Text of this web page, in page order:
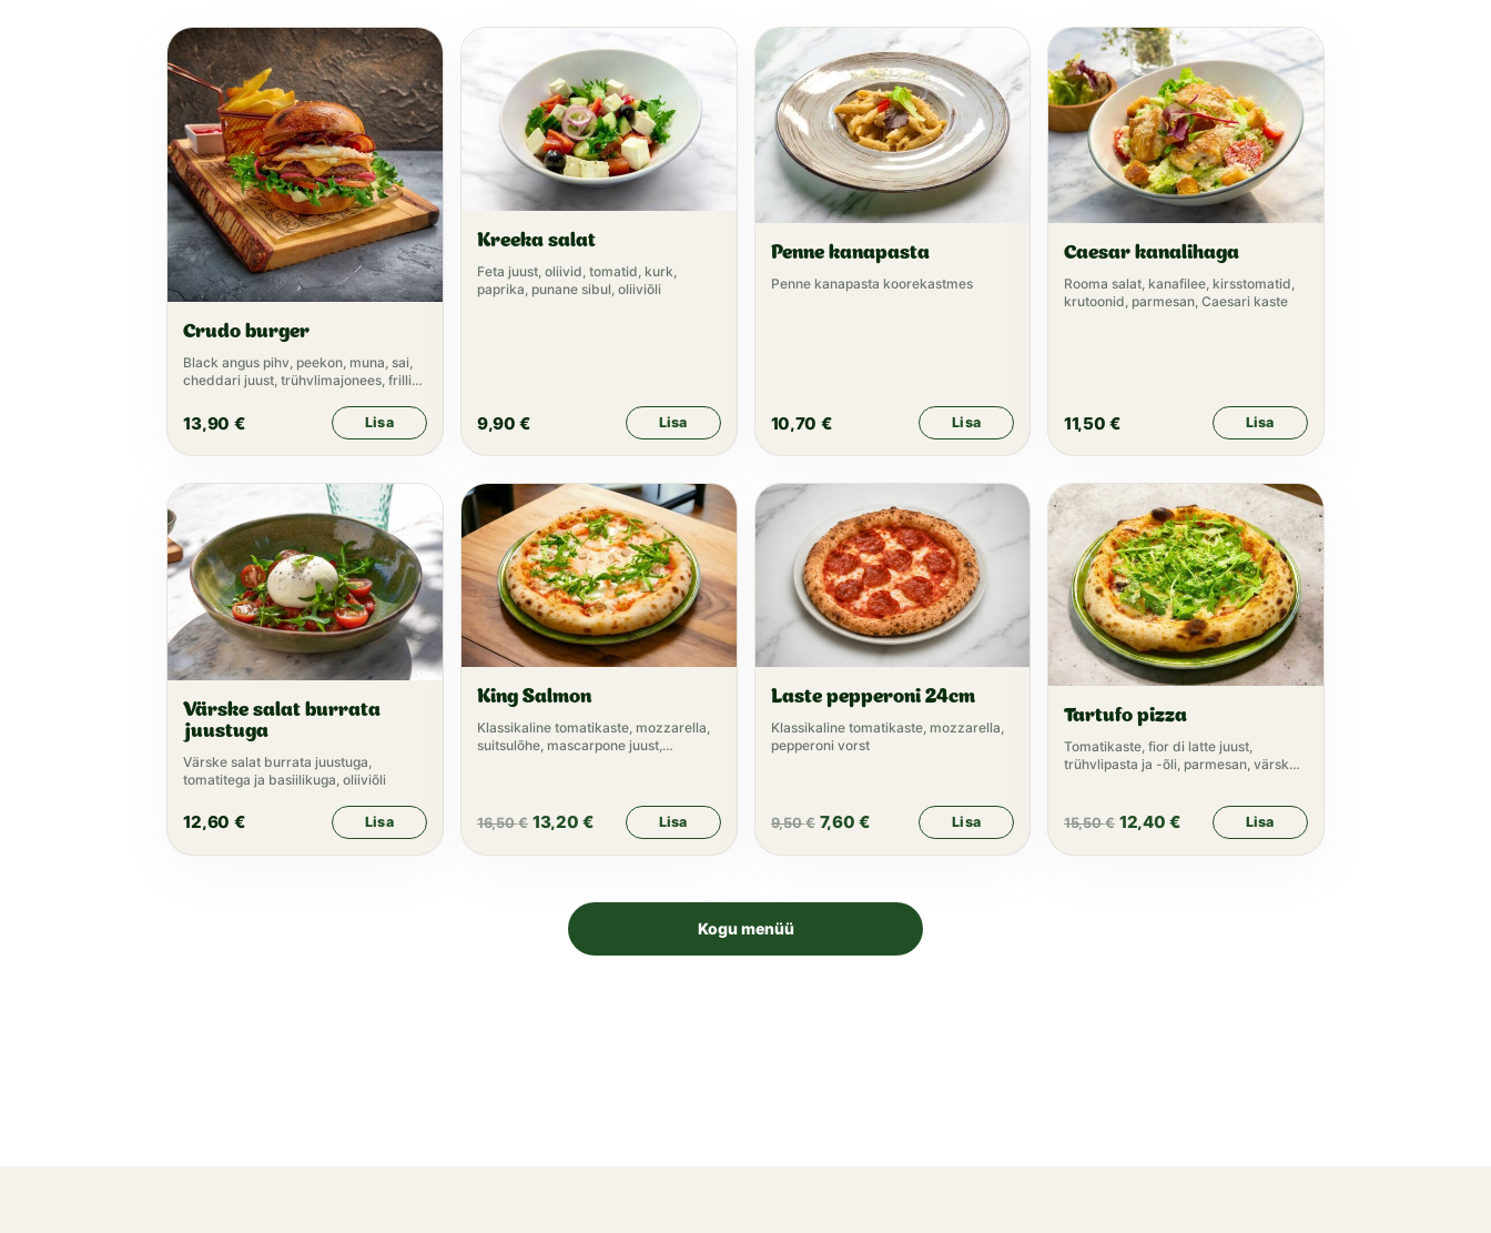
Crudo burger
Black angus pihv, peekon, muna, sai,
cheddari juust, trühvlimajonees, frillis,
marineeritud sibul, ketšup
13,90 € Lisa
Kreeka salat
Feta juust, oliivid, tomatid, kurk,
paprika, punane sibul, oliiviõli
9,90 € Lisa
Penne kanapasta
Penne kanapasta koorekastmes
10,70 € Lisa
Caesar kanalihaga
Rooma salat, kanafilee, kirsstomatid,
krutoonid, parmesan, Caesari kaste
11,50 € Lisa
Värske salat burrata
juustuga
Värske salat burrata juustuga,
tomatitega ja basiilikuga, oliiviõli
12,60 € Lisa
King Salmon
Klassikaline tomatikaste, mozzarella,
suitsulõhe, mascarpone juust,
16,50€ 13,20 € Lisa
Laste pepperoni 24cm
Klassikaline tomatikaste, mozzarella,
pepperoni vorst
9,50€ 7,60 € Lisa
Tartufo pizza
Tomatikaste, fior di latte juust,
trühvlipasta ja -õli, parmesan, värske
15,50€ 12,40 € Lisa
Kogu menüü